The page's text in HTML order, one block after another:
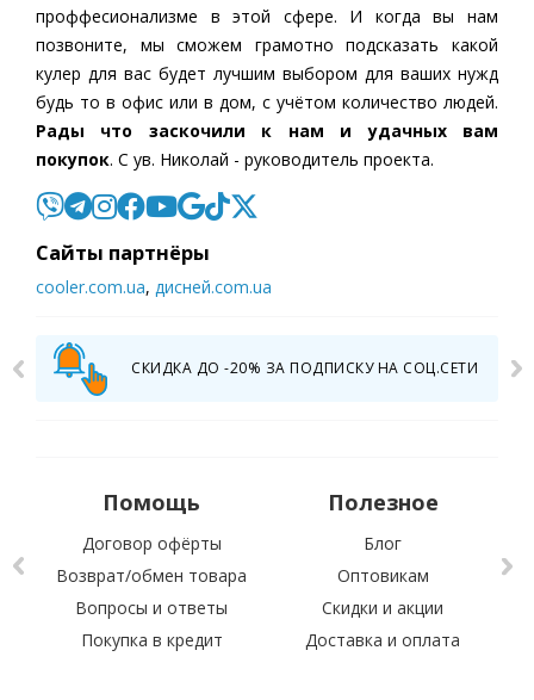
проффесионализме в этой сфере. И когда вы нам
позвоните, мы сможем грамотно подсказать какой
кулер для вас будет лучшим выбором для ваших нужд
будь то в офис или в дом, с учётом количество людей.
Рады что заскочили к нам и удачных вам
покупок. С ув. Николай - руководитель проекта.
Cайты партнёры
cooler.com.ua, дисней.com.ua
СКИДКА ДО -20% ЗА ПОДПИСКУ НА СОЦ.СЕТИ
Помощь
Договор офёрты
Возврат/обмен товара
Вопросы и ответы
Покупка в кредит
Полезное
Блог
Оптовикам
Скидки и акции
Доставка и оплата